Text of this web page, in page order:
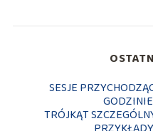
SESJE
TRÓJKĄT